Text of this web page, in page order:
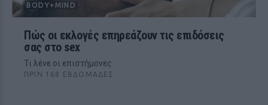
BODY+MIND
Πώς οι εκλογές επηρεάζουν τις επιδόσεις
σας στο sex
Τι λένε οι επιστήμονες
ΠΡΙΝ 168 ΕΒΔΟΜΆΔΕΣ